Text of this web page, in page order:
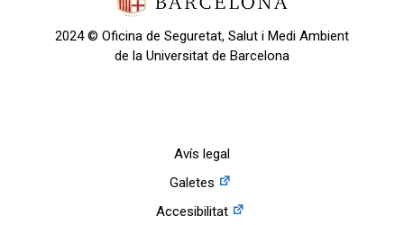
2024 © Oficina de Seguretat, Salut i Medi Ambient
de la Universitat de Barcelona
Avís legal
Galetes
Accesibilitat